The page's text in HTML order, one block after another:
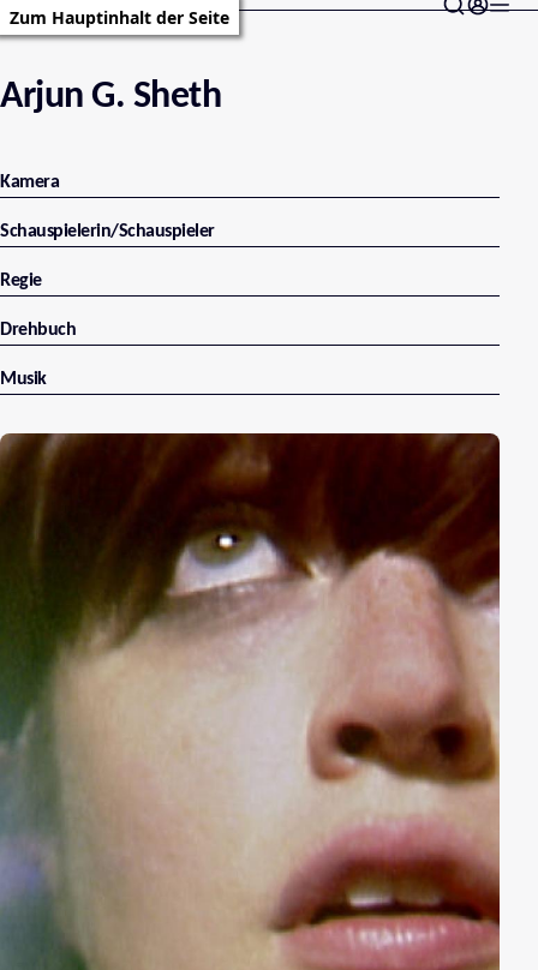
Zum Hauptinhalt der Seite
Arjun G. Sheth
Kamera
Schauspielerin/Schauspieler
Regie
Drehbuch
Musik